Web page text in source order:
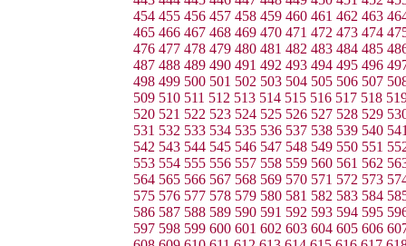
454 455 456 457 458 459 460 461 462 463
465 466 467 468 469 470 471 472 473 474
476 477 478 479 480 481 482 483 484 485
487 488 489 490 491 492 493 494 495 496
498 499 500 501 502 503 504 505 506 507
509 510 511 512 513 514 515 516 517 518
520 521 522 523 524 525 526 527 528 529
531 532 533 534 535 536 537 538 539 540
542 543 544 545 546 547 548 549 550 551
553 554 555 556 557 558 559 560 561 562
564 565 566 567 568 569 570 571 572 573
575 576 577 578 579 580 581 582 583 584
586 587 588 589 590 591 592 593 594 595
597 598 599 600 601 602 603 604 605 606